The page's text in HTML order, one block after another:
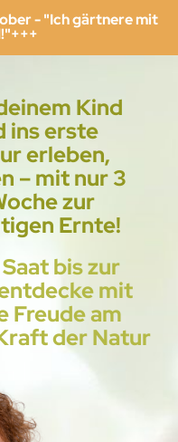
- "Ich gärtnere mit
Kind
ins erste
erleben,
– mit nur 3
zur
Ernte!
bis zur
mit
Freude am
der Natur